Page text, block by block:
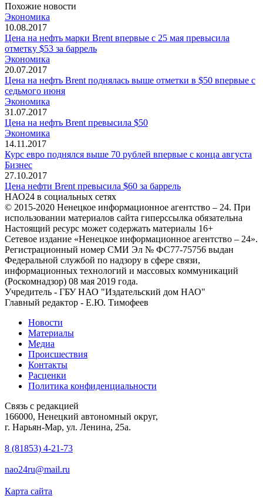
Похожие новости
Экономика
10.08.2017
Цена на нефть марки Brent впервые с 25 мая превысила
отметку $53 за баррель
Экономика
20.07.2017
Цена на нефть Brent поднялась выше отметки в $50 впервые с
седьмого июня
Экономика
31.07.2017
Цена на нефть Brent превысила $50
Экономика
14.11.2017
Курс евро поднялся выше 70 рублей впервые с конца августа
Бизнес
27.10.2017
Цена нефти Brent превысила $60 за баррель
НАО24 в социальных сетях
© 2015-2020 Ненецкое информационное агентство – 24. При
использовании материалов сайта гиперссылка обязательна
Настоящий ресурс может содержать материалы 16+
Сетевое издание «Ненецкое информационное агентство – 24».
Регистрационный номер СМИ Эл № ФС77-75756 выдан
Федеральной службой по надзору в сфере связи,
информационных технологий и массовых коммуникаций
(Роскомнадзор) 08 мая 2019 года.
Учредитель - ГБУ НАО "Издательский дом НАО"
Главный редактор - Е.Ю. Тимофеев
Новости
Материалы
Медиа
Происшествия
Контакты
Расценки
Политика конфиденциальности
Связь с редакцией
166000, Ненецкий автономный округ,
г. Нарьян-Мар, ул. Ленина, 25а.
8 (81853) 4-21-73
nao24ru@mail.ru
Карта сайта